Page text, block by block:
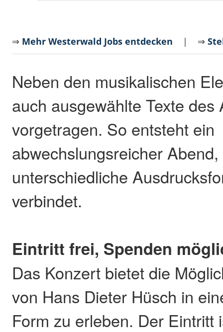
⇒ Mehr Westerwald Jobs entdecken | ⇒
Neben den musikalischen
auch ausgewählte Texte des
vorgetragen. So entsteht ein
abwechslungsreicher
unterschiedliche
verbindet.
Eintritt frei, Spenden
Das Konzert bietet die
von Hans Dieter Hüsch in
Form zu erleben. Der Eintritt